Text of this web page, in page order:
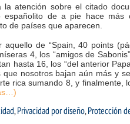
la atención sobre el citado
españolito de a pie hace más
de países que aparecen.
de “Spain, 40 points
4, los “amigos de
hasta 16, los “del anterior
nosotros bajan aún más y
rica sumando 8, y finalmente,
, Privacidad por diseño, Protección